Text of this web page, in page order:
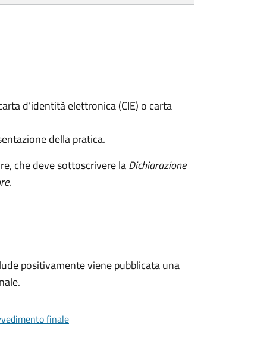
d’identità elettronica (CIE) o carta
della pratica.
che deve sottoscrivere laDichiarazione
.
positivamente viene pubblicata una
finale